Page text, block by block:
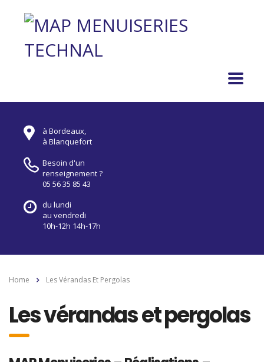
à Bordeaux,
à Blanquefort
Besoin d'un
renseignement ?
05 56 35 85 43
du lundi
au vendredi
10h-12h 14h-17h
Home Les Vérandas Et Pergolas
Les vérandas et pergolas